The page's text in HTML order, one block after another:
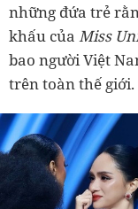
những đứa trẻ
khấu của Miss
bao người Việt
trên toàn thế giới.